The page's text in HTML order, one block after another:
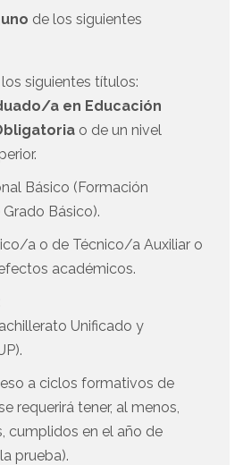
de los siguientes
siguientes títulos:
a en Educación
o de un nivel
Básico (Formación
Básico).
a o de Técnico/a Auxiliar o
académicos.
Unificado y
a ciclos formativos de
requerirá tener, al menos,
cumplidos en el año de
prueba).